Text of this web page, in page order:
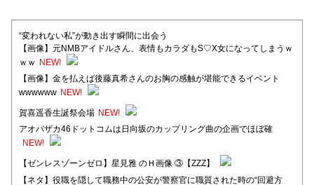
“変われない私”が動き出す瞬間に出会う
【画像】元NMBアイドルさん、表情もカラダもS♡X女になってしまうｗ
ｗｗ NEW!
【画像】金を払えば後藤真希さんのお胸の感触が堪能できるイベント
wwwwww NEW!
賀喜遥香生誕祭会場 NEW!
アオバザカ46ドットコムは日向坂のカップリング曲の企画でほぼ確
NEW!
【ゼンレスゾーンゼロ】星見雅 のＨ画像 ③【ZZZ】
【ネタ】役職を隠して職務中の公安が警察官に職質された時の“回避方